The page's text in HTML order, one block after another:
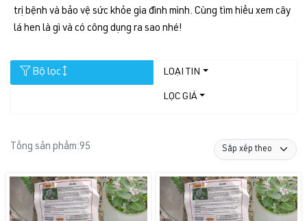
trị bệnh và bảo vệ sức khỏe gia đình mình. Cùng tìm hiểu xem cây
lá hen là gì và có công dụng ra sao nhé!
Bộ lọc LOẠI TIN
LỌC GIÁ
Tổng sản phẩm:95